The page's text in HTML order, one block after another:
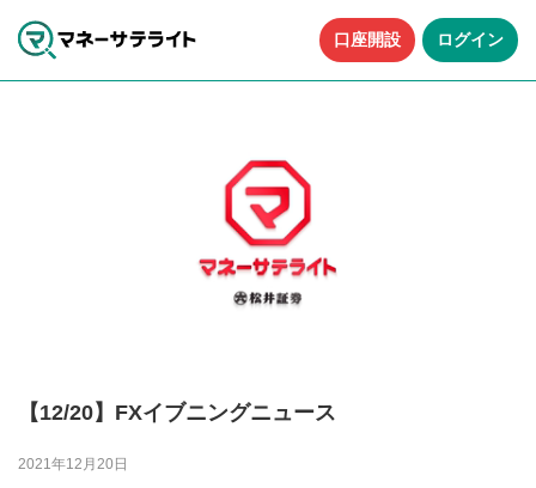
口座開設 ログイン
【12/20】FXイブニングニュース
2021年12月20日